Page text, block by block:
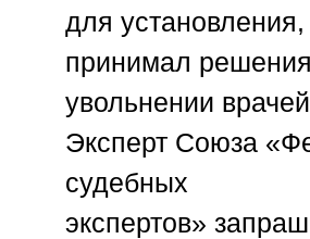
для установления,
принимал
увольнении
Эксперт Союза
судебных
экспертов»